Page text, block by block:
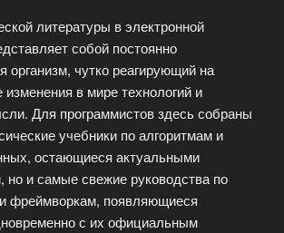
литературы в электронной
собой постоянно
чутко реагирующий на
в мире технологий и
Для программистов здесь собраны
учебники по алгоритмам и
остающиеся актуальными
но и самые свежие руководства по
фреймворкам, появляющиеся
с их официальным